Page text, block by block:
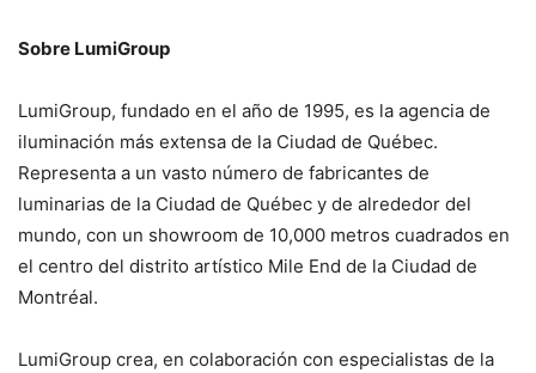
Sobre LumiGroup
LumiGroup, fundado en el año de 1995, es la agencia de
iluminación más extensa de la Ciudad de Québec.
Representa a un vasto número de fabricantes de
luminarias de la Ciudad de Québec y de alrededor del
mundo, con un showroom de 10,000 metros cuadrados en
el centro del distrito artístico Mile End de la Ciudad de
Montréal.
LumiGroup crea, en colaboración con especialistas de la